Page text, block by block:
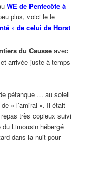
WE de Pentecôte à
plus, voici le le
» de celui de Horst
du Causse avec
arrivée juste à temps
pétanque … au soleil
de « l’amiral ». Il était
très copieux suivi
Limousin hébergé
dans la nuit pour